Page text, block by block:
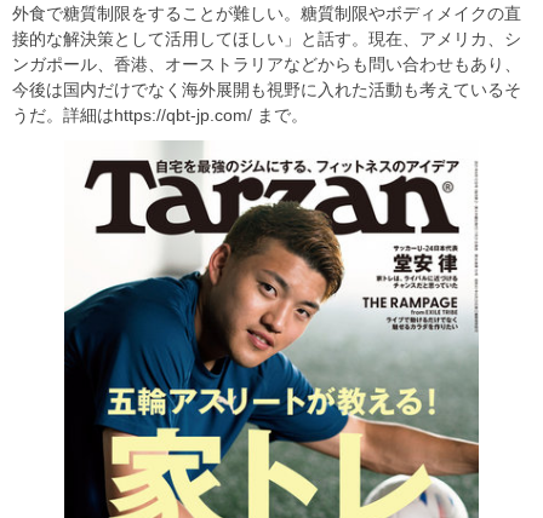
外食で糖質制限をすることが難しい。糖質制限やボディメイクの直
接的な解決策として活用してほしい」と話す。現在、アメリカ、シ
ンガポール、香港、オーストラリアなどからも問い合わせもあり、
今後は国内だけでなく海外展開も視野に入れた活動も考えているそ
うだ。詳細はhttps://qbt-jp.com/ まで。